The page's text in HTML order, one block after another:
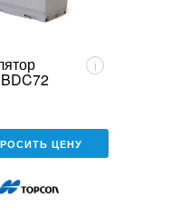
i
ЦЕНУ